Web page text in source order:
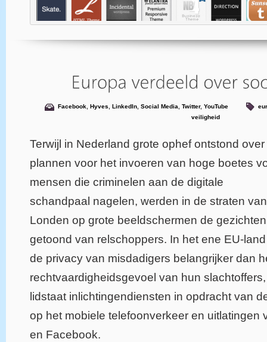
Facebook, Hyves, LinkedIn, Social Media, Twitter, YouTube
veiligheid
Terwijl in Nederland grote ophef ontstond over
plannen voor het invoeren van hoge boetes
mensen die criminelen aan de digitale
schandpaal nagelen, werden in de straten van
Londen op grote beeldschermen de gezichten
getoond van relschoppers. In het ene EU-
de privacy van misdadigers belangrijker dan
rechtvaardigheidsgevoel van hun
lidstaat inlichtingendiensten in opdracht van
op het mobiele telefoonverkeer en uitlatingen
en Facebook.